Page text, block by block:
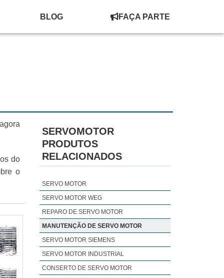
BLOG FAÇA PARTE
do
o
SERVOMOTOR
PRODUTOS
RELACIONADOS
SERVO MOTOR
SERVO MOTOR WEG
REPARO DE SERVO MOTOR
MANUTENÇÃO DE SERVO MOTOR
SERVO MOTOR SIEMENS
SERVO MOTOR INDUSTRIAL
CONSERTO DE SERVO MOTOR